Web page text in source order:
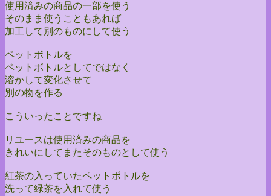
使用済みの商品の一部を使う
そのまま使うこともあれば
加工して別のものにして使う
ペットボトルを
ペットボトルとしてではなく
溶かして変化させて
別の物を作る
こういったことですね
リユースは使用済みの商品を
きれいにしてまたそのものとして使う
紅茶の入っていたペットボトルを
洗って緑茶を入れて使う